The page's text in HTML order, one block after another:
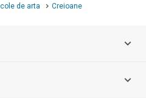
de arta Creioane